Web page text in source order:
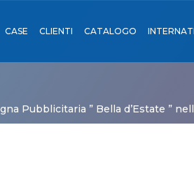
OUTDOOR
CASE CLIENTI CATALOGO
Pubblicitaria ” Bella d’Estate ”